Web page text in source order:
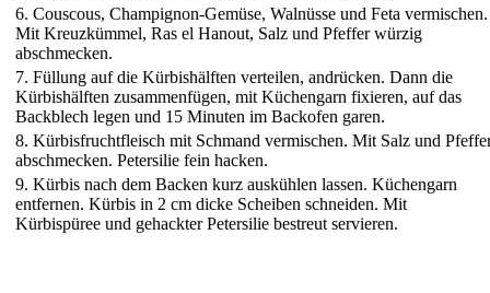
6. Couscous, Champignon-Gemüse, Walnüsse und Feta vermischen.
Mit Kreuzkümmel, Ras el Hanout, Salz und Pfeffer würzig
abschmecken.
7. Füllung auf die Kürbishälften verteilen, andrücken. Dann die
Kürbishälften zusammenfügen, mit Küchengarn fixieren, auf das
Backblech legen und 15 Minuten im Backofen garen.
8. Kürbisfruchtfleisch mit Schmand vermischen. Mit Salz und
abschmecken. Petersilie fein hacken.
9. Kürbis nach dem Backen kurz auskühlen lassen. Küchengarn
entfernen. Kürbis in 2 cm dicke Scheiben schneiden. Mit
Kürbispüree und gehackter Petersilie bestreut servieren.